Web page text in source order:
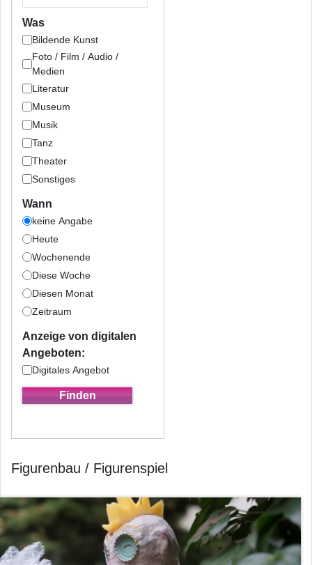
Was
Bildende Kunst
Foto / Film / Audio /
Medien
Literatur
Museum
Musik
Tanz
Theater
Sonstiges
Wann
keine Angabe
Heute
Wochenende
Diese Woche
Diesen Monat
Zeitraum
Anzeige von digitalen
Angeboten:
Digitales Angebot
Figurenbau / Figurenspiel